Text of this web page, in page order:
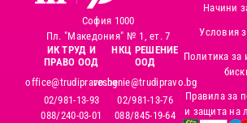
София 1000
Пл. "Македония" № 1, ет. 7
ИК ТРУД И
ПРАВО ООД
office@trudipravo.bg
02/981-13-93
088/240-03-01
НКЦ РЕШЕНИЕ
ООД
reshenie@trudipravo.bg
02/981-13-76
088/845-19-64
Начини
Условия
Политика за
Правила за
и защита на